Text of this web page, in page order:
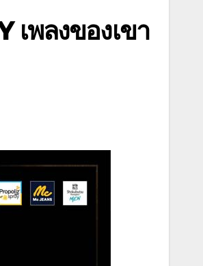
เพลงของเขา